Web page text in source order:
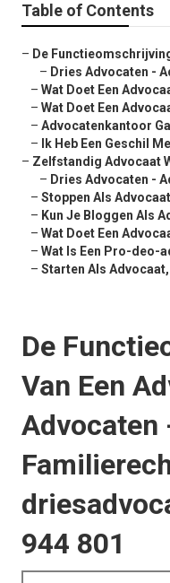
Table of Contents
– De
– Dries Advocaten -
– Wat Doet Een
– Wat Doet Een
– Advocatenkantoor
–
Ik Heb Een Geschil
– Zelfstandig Advocaat
– Dries Advocaten -
– Stoppen Als
– Kun Je Bloggen Als
– Wat Doet Een
– Wat Is Een Pro-deo-
– Starten Als
De
Van Een
Advocaten
944 801